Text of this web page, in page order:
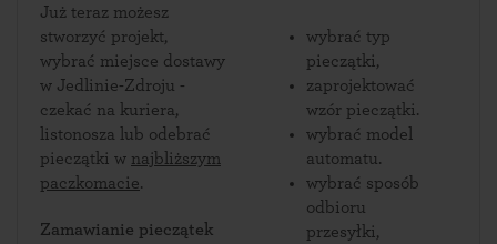
Już teraz możesz
stworzyć projekt,
wybrać miejsce dostawy
w Jedlinie-Zdroju -
czekać na kuriera,
listonosza lub odebrać
pieczątki w najbliższym
paczkomacie.
Zamawianie pieczątek
wybrać typ
pieczątki,
zaprojektować
wzór pieczątki.
wybrać model
automatu.
wybrać sposób
odbioru
przesyłki,